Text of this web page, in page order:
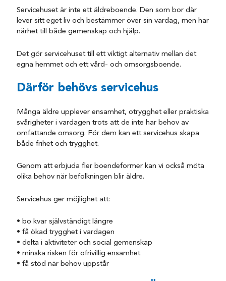
Servicehuset är inte ett äldreboende. Den som bor där
lever sitt eget liv och bestämmer över sin vardag, men har
närhet till både gemenskap och hjälp.
Det gör servicehuset till ett viktigt alternativ mellan det
egna hemmet och ett vård- och omsorgsboende.
Därför behövs servicehus
Många äldre upplever ensamhet, otrygghet eller praktiska
svårigheter i vardagen trots att de inte har behov av
omfattande omsorg. För dem kan ett servicehus skapa
både frihet och trygghet.
Genom att erbjuda fler boendeformer kan vi också möta
olika behov när befolkningen blir äldre.
Servicehus ger möjlighet att:
• bo kvar självständigt längre
• få ökad trygghet i vardagen
• delta i aktiviteter och social gemenskap
• minska risken för ofrivillig ensamhet
• få stöd när behov uppstår